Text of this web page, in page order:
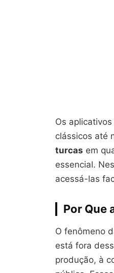
Os aplicativos
clássicos até
turcas em
essencial.
acessá-las
Por Que
O fenômeno
está fora
produção, à